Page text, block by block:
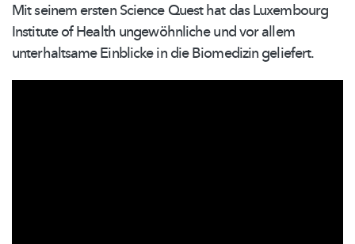
Mit seinem ersten Science Quest hat das Luxembourg
Institute of Health ungewöhnlicheund vor allem
unterhaltsame Einblicke in die Biomedizin geliefert.